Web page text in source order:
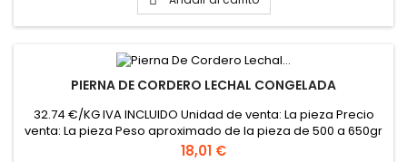
PIERNA DE CORDERO LECHAL CONGELADA
32.74 €/KG IVA INCLUIDO Unidad de venta: La pieza Precio
venta: La pieza Peso aproximado de la pieza de 500 a 650gr
Precio
18,01 €